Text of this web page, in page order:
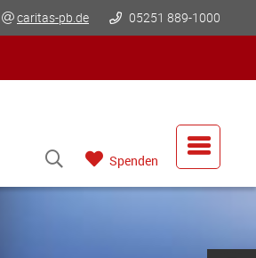
caritas-pb.de 05251 889-1000
Spenden